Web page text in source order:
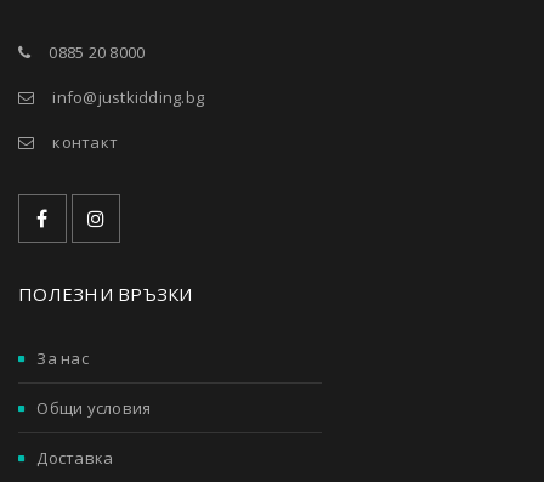
0885 20 8000
info@justkidding.bg
контакт
ПОЛЕЗНИ ВРЪЗКИ
За нас
Общи условия
Доставка